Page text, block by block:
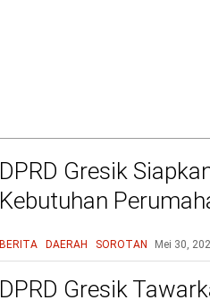
DPRD Gresik
Kebutuhan
BERITA DAERAH SOROTAN Mei 30,
DPRD Gresik